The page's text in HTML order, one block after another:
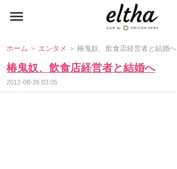
ホーム ＞ エンタメ ＞ 椿鬼奴、飲食店経営者と結婚へ
椿鬼奴、飲食店経営者と結婚へ
2012-08-26 03:05